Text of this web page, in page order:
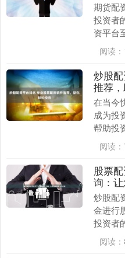
期货配
投资者
资平台
资平
择：
阅读：
炒股
推荐
在当今
成为投
帮助投
台排
件：
阅读：
股票
询：
炒股配
金进行
投资者
票配
前，咨
阅读：